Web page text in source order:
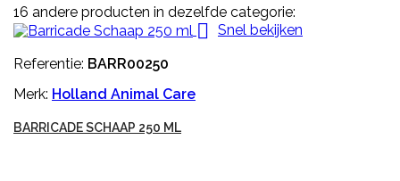
16 andere producten in dezelfde categorie:
 Snel bekijken
Referentie: BARR00250
Merk: Holland Animal Care
BARRICADE SCHAAP 250 ML